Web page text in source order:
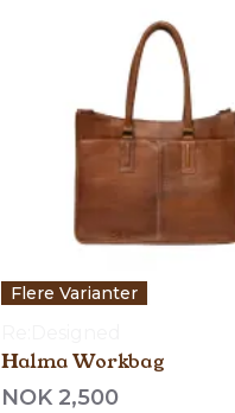
Flere Varianter
Halma Workbag
NOK 2,500